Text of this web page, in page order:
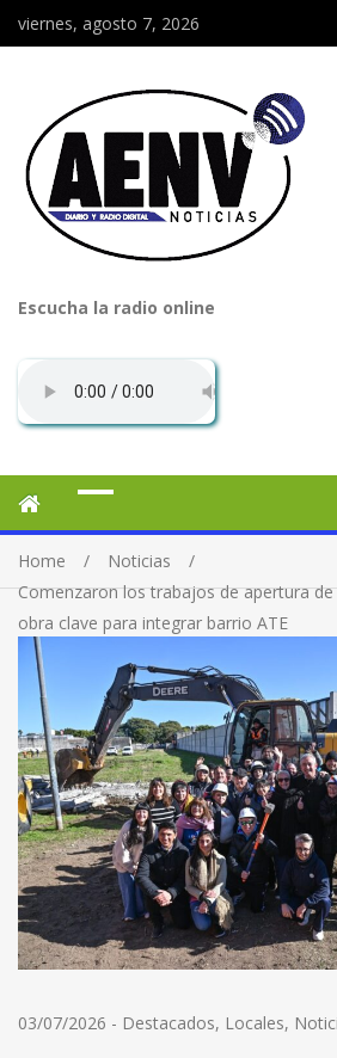
viernes, agosto 7, 2026
Escucha la radio online
Home
Noticias
Comenzaron los trabajos de apertura
obra clave para integrar barrio ATE
03/07/2026 - Destacados, Locales,